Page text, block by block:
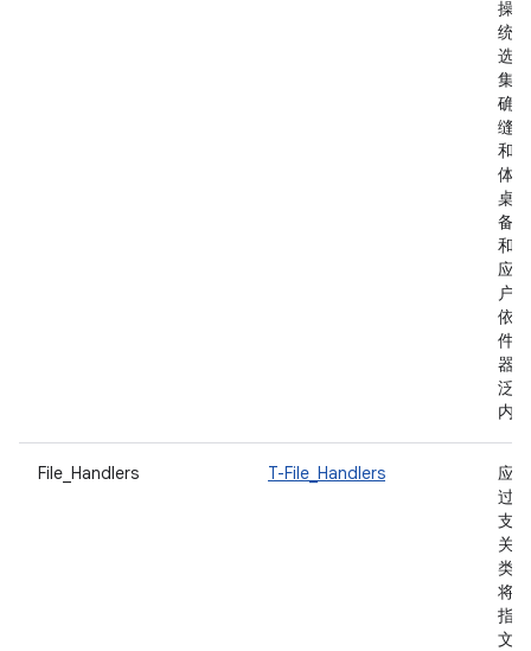
操
统
选
集
确
缝
和
体
桌
备
和
应
户
依
件
器
泛
内
File_Handlers T-File_Handlers
应
过
支
关
类
将
指
文